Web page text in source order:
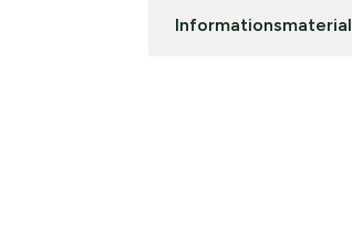
Informationsmaterial